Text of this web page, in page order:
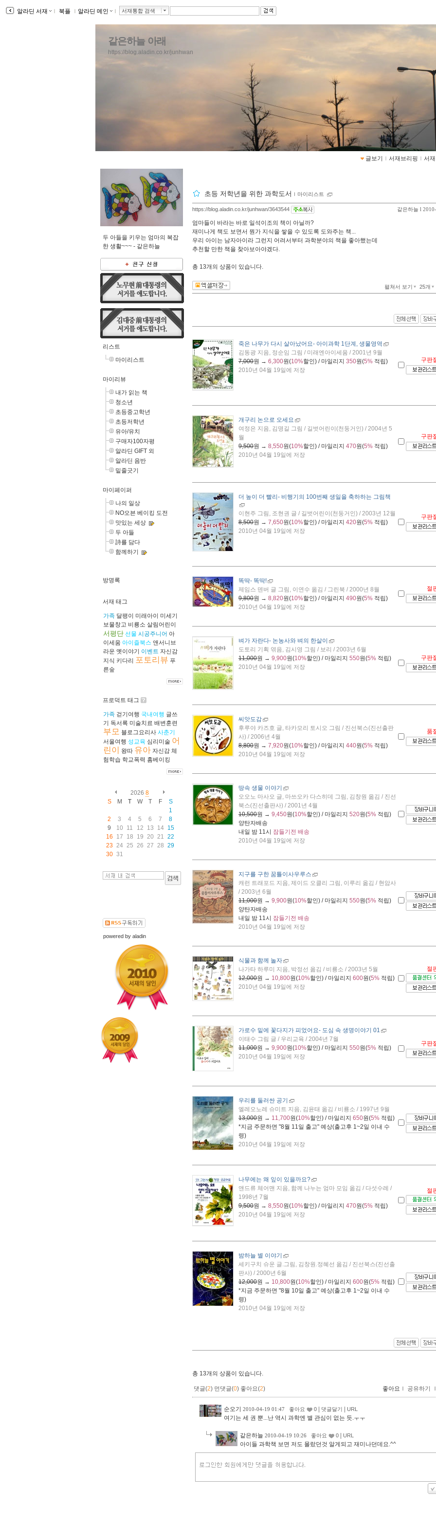
알라딘 서재 ｌ 북플 ｌ 알라딘 메인 ｌ 서재통합 검색
같은하늘 아래
https://blog.aladin.co.kr/junhwan
글보기 ｌ 서재브리핑 ｌ 서
두 아들을 키우는 엄마의 복잡
한 생활~~~ - 같은하늘
리스트
마이리스트
마이리뷰
내가 읽는 책
청소년
초등중고학년
초등저학년
유아/유치
구매자100자평
알라딘 GIFT 외
알라딘 음반
밑줄긋기
마이페이퍼
나의 일상
NO오븐 베이킹 도전
맛있는 세상
두 아들
詩를 담다
함께하기
방명록
서재 태그
가족 달팽이 미래아이 미세기
보물창고 비룡소 살림어린이
서평단 선물 시공주니어 아
이세움 아이즐북스 앤서니브
라운 옛이야기 이벤트 자신감
지식 키다리 포토리뷰 푸
른숲
프로덕트 태그
가족 걷기여행 국내여행 글쓰
기 독서록 미술치료 배변훈련
부모 블로그요리사 사춘기
서울여행 성교육 심리미술 어
린이 왕따 유아 자신감 체
험학습 학교폭력 홈베이킹
2026 8
S
M T W T F
S
1
2
3 4 5 6 7
8
9
10 11 12 13 14
15
16
17 18 19 20 21
22
23
24 25 26 27 28 29
30 31
powered by aladin
초등 저학년을 위한 과학도서 ｌ 마이리스트
같은하늘 l
https://blog.aladin.co.kr/junhwan/3643544
엄마들이 바라는 바로 일석이조의 책이 아닐까?
재미나게 책도 보면서 뭔가 지식을 쌓을 수 있도록 도와주는 책...
우리 아이는 남자아이라 그런지 어려서부터 과학분야의 책을 좋아했는데
추천할 만한 책을 찾아보아야겠다.
총 13개 의 상품이 있습니다.
25개
펼쳐서 보기
죽은 나무가 다시 살아났어요- 아이과학 1단계, 생물영역
김동광 지음, 정순임 그림 / 미래엔아이세움 / 2001년 9월
7,000원 → 6,300원(10%할인) / 마일리지 350원(5% 적립)
2010년 04월 19일에 저장
구판
개구리 논으로 오세요
여정은 지음, 김명길 그림 / 길벗어린이(천둥거인) / 2004년 5
월
9,500원 → 8,550원(10%할인) / 마일리지 470원(5% 적립)
2010년 04월 19일에 저장
구판
더 높이 더 빨리 - 비행기의 100번째 생일을 축하하는 그림책
이현주 그림, 조현권 글 / 길벗어린이(천둥거인) / 2003년 12월
8,500원 → 7,650원(10%할인) / 마일리지 420원(5% 적립)
2010년 04월 19일에 저장
구판
똑딱- 똑딱!
제임스 덴버 글 그림, 이연수 옮김 / 그린북 / 2000년 8월
9,800원 → 8,820원(10%할인) / 마일리지 490원(5% 적립)
2010년 04월 19일에 저장
절
벼가 자란다- 논농사와 벼의 한살이
도토리 기획 엮음, 김시영 그림 / 보리 / 2003년 6월
11,000원 → 9,900원(10%할인) / 마일리지 550원(5% 적립)
2010년 04월 19일에 저장
구판
씨앗도감
후루야 카즈호 글, 타카모리 토시오 그림 / 진선북스(진선출판
사) / 2006년 4월
8,800원 → 7,920원(10%할인) / 마일리지 440원(5% 적립)
2010년 04월 19일에 저장
품
땅속 생물 이야기
오오노 마사오 글, 마쓰오카 다스히데 그림, 김창원 옮김 / 진선
북스(진선출판사) / 2001년 4월
10,500원 → 9,450원(10%할인) / 마일리지 520원(5% 적립)
양탄자배송
내일 밤 11시 잠들기전 배송
2010년 04월 19일에 저장
지구를 구한 꿈틀이사우루스
캐런 트래포드 지음, 제이드 오클리 그림, 이루리 옮김 / 현암사
/ 2003년 6월
11,000원 → 9,900원(10%할인) / 마일리지 550원(5% 적립)
양탄자배송
내일 밤 11시 잠들기전 배송
2010년 04월 19일에 저장
식물과 함께 놀자
나가타 하루미 지음, 박정선 옮김 / 비룡소 / 2003년 5월
12,000원 → 10,800원(10%할인) / 마일리지 600원(5% 적립)
2010년 04월 19일에 저장
절
가로수 밑에 꽃다지가 피었어요- 도심 속 생명이야기 01
이태수 그림 글 / 우리교육 / 2004년 7월
11,000원 → 9,900원(10%할인) / 마일리지 550원(5% 적립)
2010년 04월 19일에 저장
구판
우리를 둘러싼 공기
엘레오노레 슈미트 지음, 김윤태 옮김 / 비룡소 / 1997년 9월
13,000원 → 11,700원(10%할인) / 마일리지 650원(5% 적립)
*지금 주문하면 "8월 11일 출고" 예상(출고후 1~2일 이내 수
령)
2010년 04월 19일에 저장
나무에는 왜 잎이 있을까요?
앤드류 체어맨 지음, 함께 나누는 엄마 모임 옮김 / 다섯수레 /
1998년 7월
9,500원 → 8,550원(10%할인) / 마일리지 470원(5% 적립)
2010년 04월 19일에 저장
절
밤하늘 별 이야기
세키구치 슈운 글.그림, 김창원.정혜선 옮김 / 진선북스(진선출
판사) / 2000년 6월
12,000원 → 10,800원(10%할인) / 마일리지 600원(5% 적립)
*지금 주문하면 "8월 10일 출고" 예상(출고후 1~2일 이내 수
령)
2010년 04월 19일에 저장
총 13개 의 상품이 있습니다.
댓글(2) 먼댓글(0) 좋아요(2) 좋아요 ｌ 공유하기
순오기 2010-04-19 01:47 좋아요 0 댓글달기 URL
여기는 세 권 뿐...난 역시 과학엔 별 관심이 없는 듯.ㅜㅜ
같은하늘 2010-04-19 10:26 좋아요 0 URL
아이들 과학책 보면 저도 몰랐던것 알게되고 재미나던데요.^^